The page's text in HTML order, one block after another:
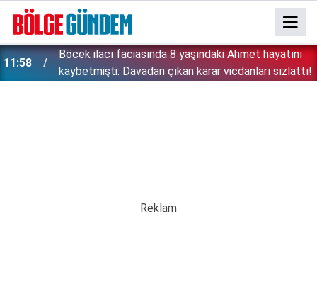
11:58
Böcek ilacı faciasında 8 yaşındaki Ahmet hayatını
kaybetmişti: Davadan çıkan karar vicdanları sızlattı!